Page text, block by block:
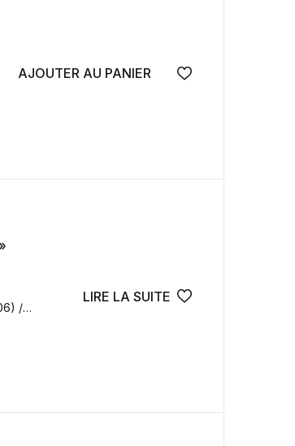
AJOUTER AU PANIER
Ajouter à la
/
LIRE LA SUITE
Ajouter à la